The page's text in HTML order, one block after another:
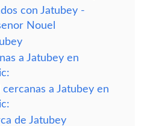
con Jatubey -
Nouel
a Jatubey en
a Jatubey en
de Jatubey